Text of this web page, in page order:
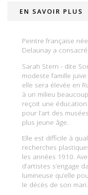
EN SAVOIR PLUS
Peintre française
Delaunay a
Sarah Stern - dite
modeste famille
elle sera élevée en
à un milieu
reçoit une
pour l’art des
plus jeune âge.
Elle est difficile à
recherches
les années 1910.
d’artistes s’engage
lumineuse qu’elle
le décès de son mari.